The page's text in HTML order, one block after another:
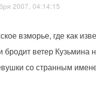
2007, 04:14:15
взморье, где как
бродит ветер Кузьмина
со странным